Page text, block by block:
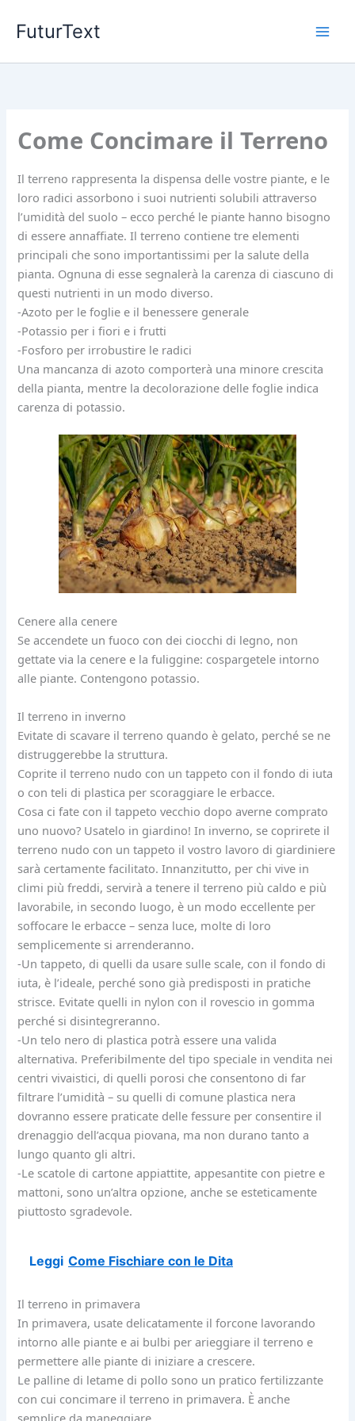
FuturText
Come Concimare il Terreno
Il terreno rappresenta la dispensa delle vostre piante, e le
loro radici assorbono i suoi nutrienti solubili attraverso
l’umidità del suolo – ecco perché le piante hanno bisogno
di essere annaffiate. Il terreno contiene tre elementi
principali che sono importantissimi per la salute della
pianta. Ognuna di esse segnalerà la carenza di ciascuno di
questi nutrienti in un modo diverso.
-Azoto per le foglie e il benessere generale
-Potassio per i fiori e i frutti
-Fosforo per irrobustire le radici
Una mancanza di azoto comporterà una minore crescita
della pianta, mentre la decolorazione delle foglie indica
carenza di potassio.
Cenere alla cenere
Se accendete un fuoco con dei ciocchi di legno, non
gettate via la cenere e la fuliggine: cospargetele intorno
alle piante. Contengono potassio.
Il terreno in inverno
Evitate di scavare il terreno quando è gelato, perché se ne
distruggerebbe la struttura.
Coprite il terreno nudo con un tappeto con il fondo di iuta
o con teli di plastica per scoraggiare le erbacce.
Cosa ci fate con il tappeto vecchio dopo averne comprato
uno nuovo? Usatelo in giardino! In inverno, se coprirete il
terreno nudo con un tappeto il vostro lavoro di giardiniere
sarà certamente facilitato. Innanzitutto, per chi vive in
climi più freddi, servirà a tenere il terreno più caldo e più
lavorabile, in secondo luogo, è un modo eccellente per
soffocare le erbacce – senza luce, molte di loro
semplicemente si arrenderanno.
-Un tappeto, di quelli da usare sulle scale, con il fondo di
iuta, è l’ideale, perché sono già predisposti in pratiche
strisce. Evitate quelli in nylon con il rovescio in gomma
perché si disintegreranno.
-Un telo nero di plastica potrà essere una valida
alternativa. Preferibilmente del tipo speciale in vendita nei
centri vivaistici, di quelli porosi che consentono di far
filtrare l’umidità – su quelli di comune plastica nera
dovranno essere praticate delle fessure per consentire il
drenaggio dell’acqua piovana, ma non durano tanto a
lungo quanto gli altri.
-Le scatole di cartone appiattite, appesantite con pietre e
mattoni, sono un’altra opzione, anche se esteticamente
piuttosto sgradevole.
Leggi Come Fischiare con le Dita
Il terreno in primavera
In primavera, usate delicatamente il forcone lavorando
intorno alle piante e ai bulbi per arieggiare il terreno e
permettere alle piante di iniziare a crescere.
Le palline di letame di pollo sono un pratico fertilizzante
con cui concimare il terreno in primavera. È anche
semplice da maneggiare.